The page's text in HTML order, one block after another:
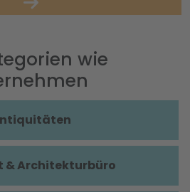
wie
& Architekturbüro